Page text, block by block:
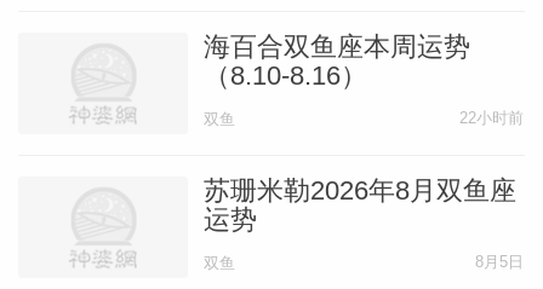
海百合双鱼座本周运势
（8.10-8.16）
双鱼 22小时前
苏珊米勒2026年8月双鱼座
运势
双鱼 8月5日